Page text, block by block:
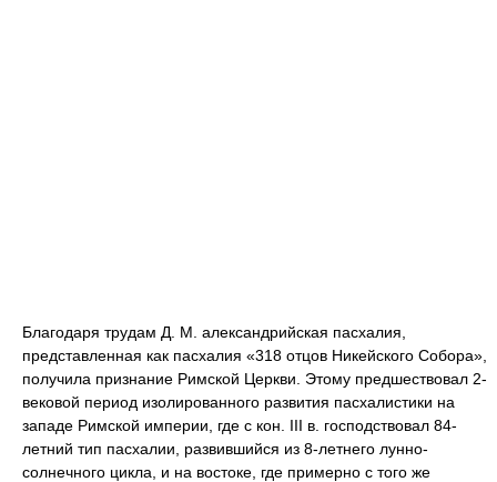
Благодаря трудам Д. М. александрийская пасхалия,
представленная как пасхалия «318 отцов Никейского Собора»,
получила признание Римской Церкви. Этому предшествовал 2-
вековой период изолированного развития пасхалистики на
западе Римской империи, где с кон. III в. господствовал 84-
летний тип пасхалии, развившийся из 8-летнего лунно-
солнечного цикла, и на востоке, где примерно с того же